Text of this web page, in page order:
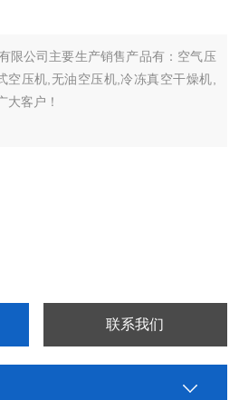
限公司主要生产销售产品有：空气压
空压机,无油空压机,冷冻真空干燥机,
大客户！
联系我们